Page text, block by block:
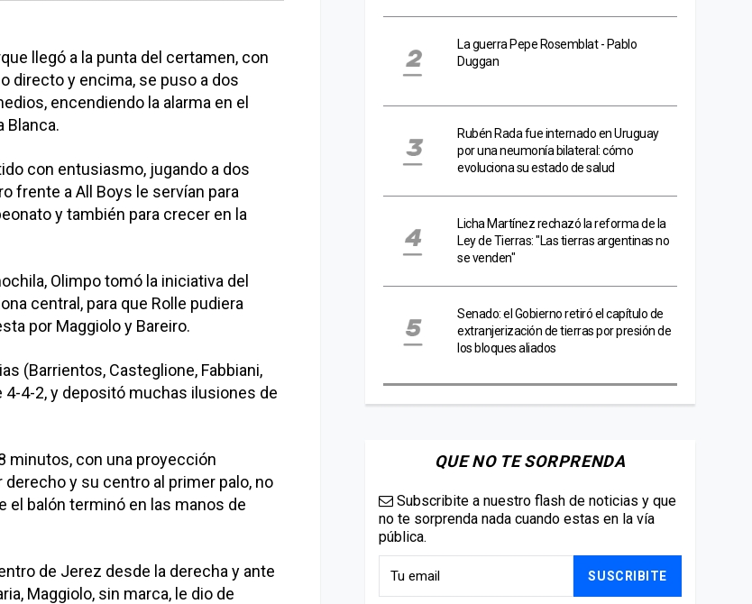
llegó a la punta del certamen, con
directo y encima, se puso a dos
encendiendo la alarma en el
Blanca.
con entusiasmo, jugando a dos
frente a All Boys le servían para
y también para crecer en la
Olimpo tomó la iniciativa del
central, para que Rolle pudiera
por Maggiolo y Bareiro.
(Barrientos, Casteglione, Fabbiani,
4-2, y depositó muchas ilusiones de
minutos, con una proyección
y su centro al primer palo, no
el balón terminó en las manos de
de Jerez desde la derecha y ante
Maggiolo, sin marca, le dio de
La guerra Pepe Rosemblat - Pablo
Duggan
Rubén Rada fue internado en Uruguay
por una neumonía bilateral: cómo
evoluciona su estado de salud
Licha Martínez rechazó la reforma de la
Ley de Tierras: "Las tierras argentinas no
se venden"
Senado: el Gobierno retiró el capítulo de
extranjerización de tierras por presión de
los bloques aliados
QUE NO TE SORPRENDA
Subscribite a nuestro flash de noticias y que
no te sorprenda nada cuando estas en la vía
pública.
SUSCRIBITE